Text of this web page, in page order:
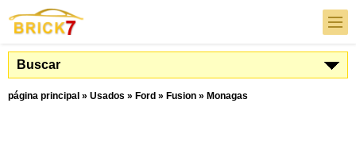
Buscar
página principal » Usados » Ford » Fusion » Monagas